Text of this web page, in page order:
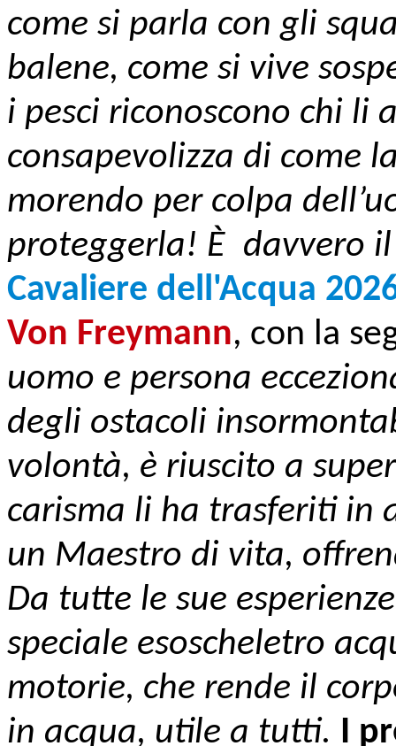
come si parla con gli
balene, come si vive
i pesci riconoscono chi li
consapevolizza di come
morendo per colpa
proteggerla! È davvero
Cavaliere dell'Acqua
Von Freymann, con la
uomo e persona
degli ostacoli
volontà, è riuscito a
carisma li ha trasferiti in
un Maestro di vita,
Da tutte le sue
speciale esoscheletro
motorie, che rende il
in acqua, utile a tutti. I